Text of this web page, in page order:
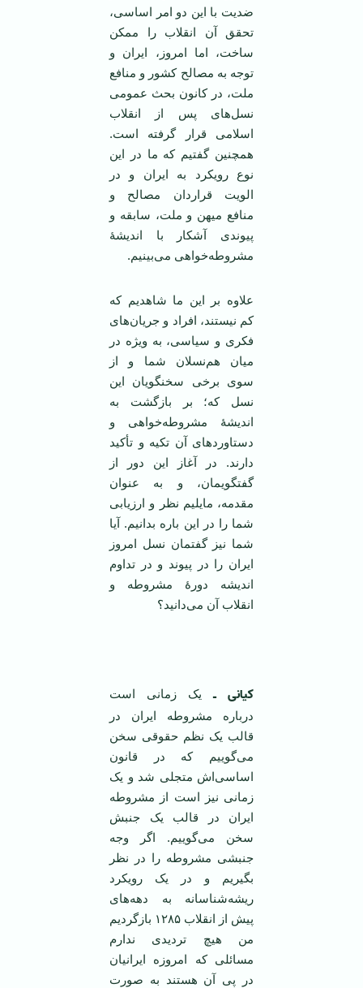
ضدیت با این دو امر اساسی،
تحقق آن انقلاب را ممکن
ساخت، اما امروز، ایران و
توجه به مصالح کشور و منافع
ملت، در کانون بحث عمومی
نسل‌های پس از انقلاب
اسلامی قرار گرفته‌ است.
همچنین گفتیم که ما در این
نوع رویکرد به ایران و در
الویت قراردان مصالح و
منافع میهن و ملت، سابقه و
پیوندی آشکار با اندیشۀ
مشروطه‌خواهی می‌بینیم.
علاوه بر این ما شاهدیم که
کم نیستند، افراد و جریان‌های
فکری و سیاسی، به ویژه در
میان هم‌نسلان شما و از
سوی برخی سخنگویان این
نسل که؛ بر بازگشت به
اندیشۀ مشروطه‌خواهی و
دستاوردهای آن تکیه و تأکید
دارند. در آغاز این دور از
گفتگویمان، و به عنوان
مقدمه، مایلیم نظر و ارزیابی
شما را در این باره بدانیم. آیا
شما نیز گفتمان نسل امروز
ایران را در پیوند و در تداوم
اندیشه دورۀ مشروطه و
انقلاب آن می‌دانید؟
کیانی ـ
یک زمانی است
درباره مشروطه ایران در
قالب یک نظم حقوقی سخن
می‌گوییم که در قانون
اساسی‌اش متجلی شد و یک
زمانی نیز است از مشروطه
ایران در قالب یک جنبش
سخن می‌گوییم. اگر وجه
جنبشی مشروطه را در نظر
بگیریم و در یک رویکرد
ریشه‌شناسانه به دهه‌های
پیش از انقلاب ۱۲۸۵ بازگردیم
من هیچ تردیدی ندارم
مسائلی که امروزه ایرانیان
در پی آن هستند به صورت